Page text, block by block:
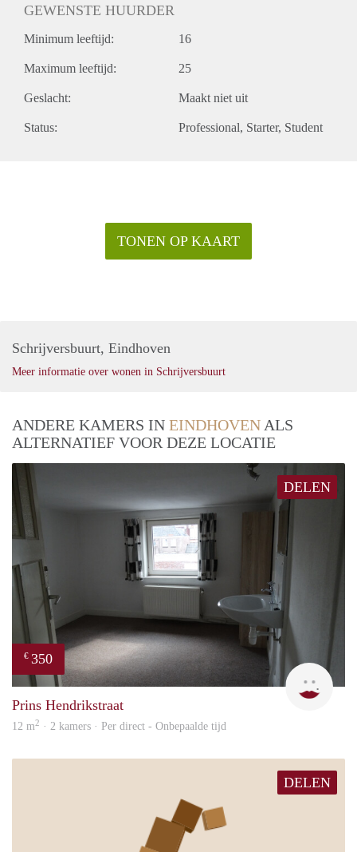
GEWENSTE HUURDER
Minimum leeftijd: 16
Maximum leeftijd: 25
Geslacht: Maakt niet uit
Status: Professional Starter Student
TONEN OP KAART
Schrijversbuurt, Eindhoven
Meer informatie over wonen in Schrijversbuurt
ANDERE KAMERS IN EINDHOVEN ALS
ALTERNATIEF VOOR DEZE LOCATIE
DELEN
€ 350
Prins Hendrikstraat
12 m2 · 2 kamers · Per direct - Onbepaalde tijd
DELEN